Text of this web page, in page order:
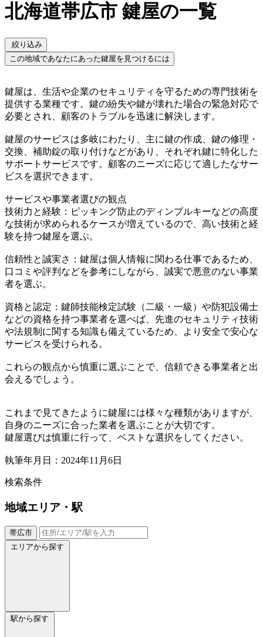
北海道帯広市 鍵屋の一覧
絞り込み
この地域であなたにあった鍵屋を見つけるには
鍵屋は、生活や企業のセキュリティを守るための専門技術を
提供する業種です。鍵の紛失や鍵が壊れた場合の緊急対応で
必要とされ、顧客のトラブルを迅速に解決します。
鍵屋のサービスは多岐にわたり、主に鍵の作成、鍵の修理・
交換、補助錠の取り付けなどがあり、それぞれ鍵に特化した
サポートサービスです。顧客のニーズに応じて適したなサー
ビスを選択できます。
サービスや事業者選びの観点
技術力と経験：ピッキング防止のディンプルキーなどの高度
な技術が求められるケースが増えているので、高い技術と経
験を持つ鍵屋を選ぶ。
信頼性と誠実さ：鍵屋は個人情報に関わる仕事であるため、
口コミや評判などを参考にしながら、誠実で悪意のない事業
者を選ぶ。
資格と認定：鍵師技能検定試験（二級・一級）や防犯設備士
などの資格を持つ事業者を選べば、先進のセキュリティ技術
や法規制に関する知識も備えているため、より安全で安心な
サービスを受けられる。
これらの観点から慎重に選ぶことで、信頼できる事業者と出
会えるでしょう。
これまで見てきたように鍵屋には様々な種類がありますが、
自身のニーズに合った業者を選ぶことが大切です。
鍵屋選びは慎重に行って、ベストな選択をしてください。
執筆年月日：2024年11月6日
検索条件
地域エリア・駅
帯広市
エリアから探す
駅から探す